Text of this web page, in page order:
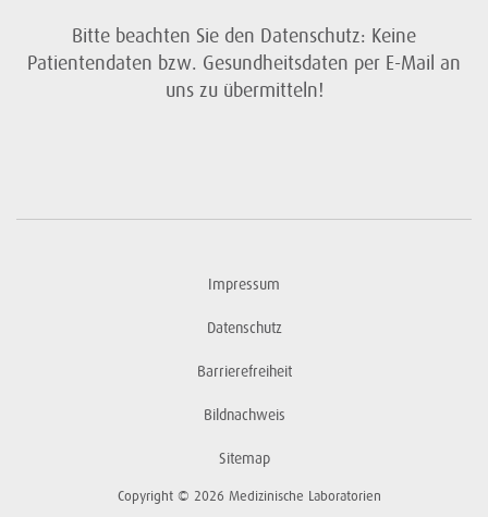
Bitte beachten Sie den Datenschutz: Keine
Patientendaten bzw. Gesundheitsdaten per E-Mail an
uns zu übermitteln!
Impressum
Datenschutz
Barrierefreiheit
Bildnachweis
Sitemap
Copyright © 2026 Medizinische Laboratorien